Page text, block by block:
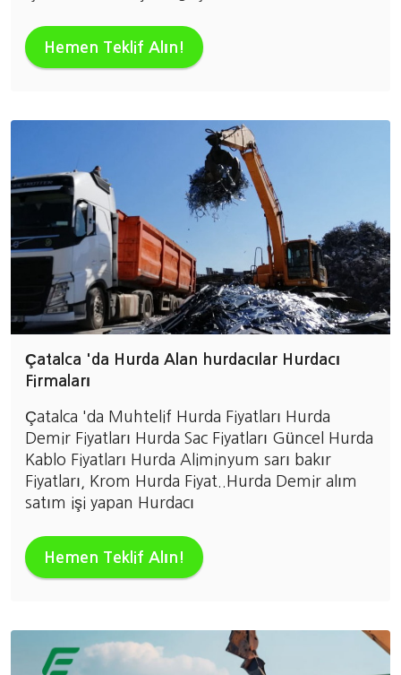
Hemen Teklif Alın!
Çatalca 'da Hurda Alan hurdacılar Hurdacı
Firmaları
Çatalca 'da Muhtelif Hurda Fiyatları Hurda
Demir Fiyatları Hurda Sac Fiyatları Güncel Hurda
Kablo Fiyatları Hurda Aliminyum sarı bakır
Fiyatları, Krom Hurda Fiyat..Hurda Demir alım
satım işi yapan Hurdacı
Hemen Teklif Alın!